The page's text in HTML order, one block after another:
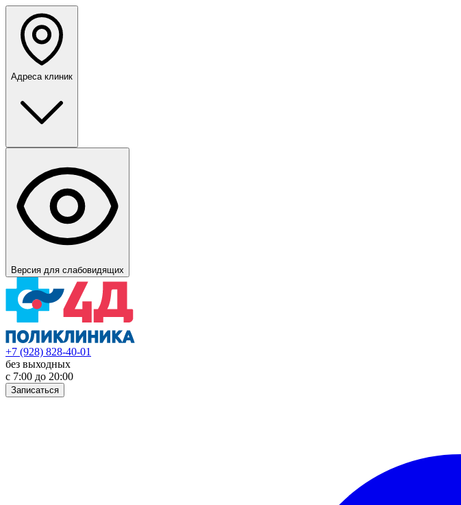
Адреса клиник
Версия для слабовидящих
+7 (928) 828-40-01
без выходных
с 7:00 до 20:00
Записаться